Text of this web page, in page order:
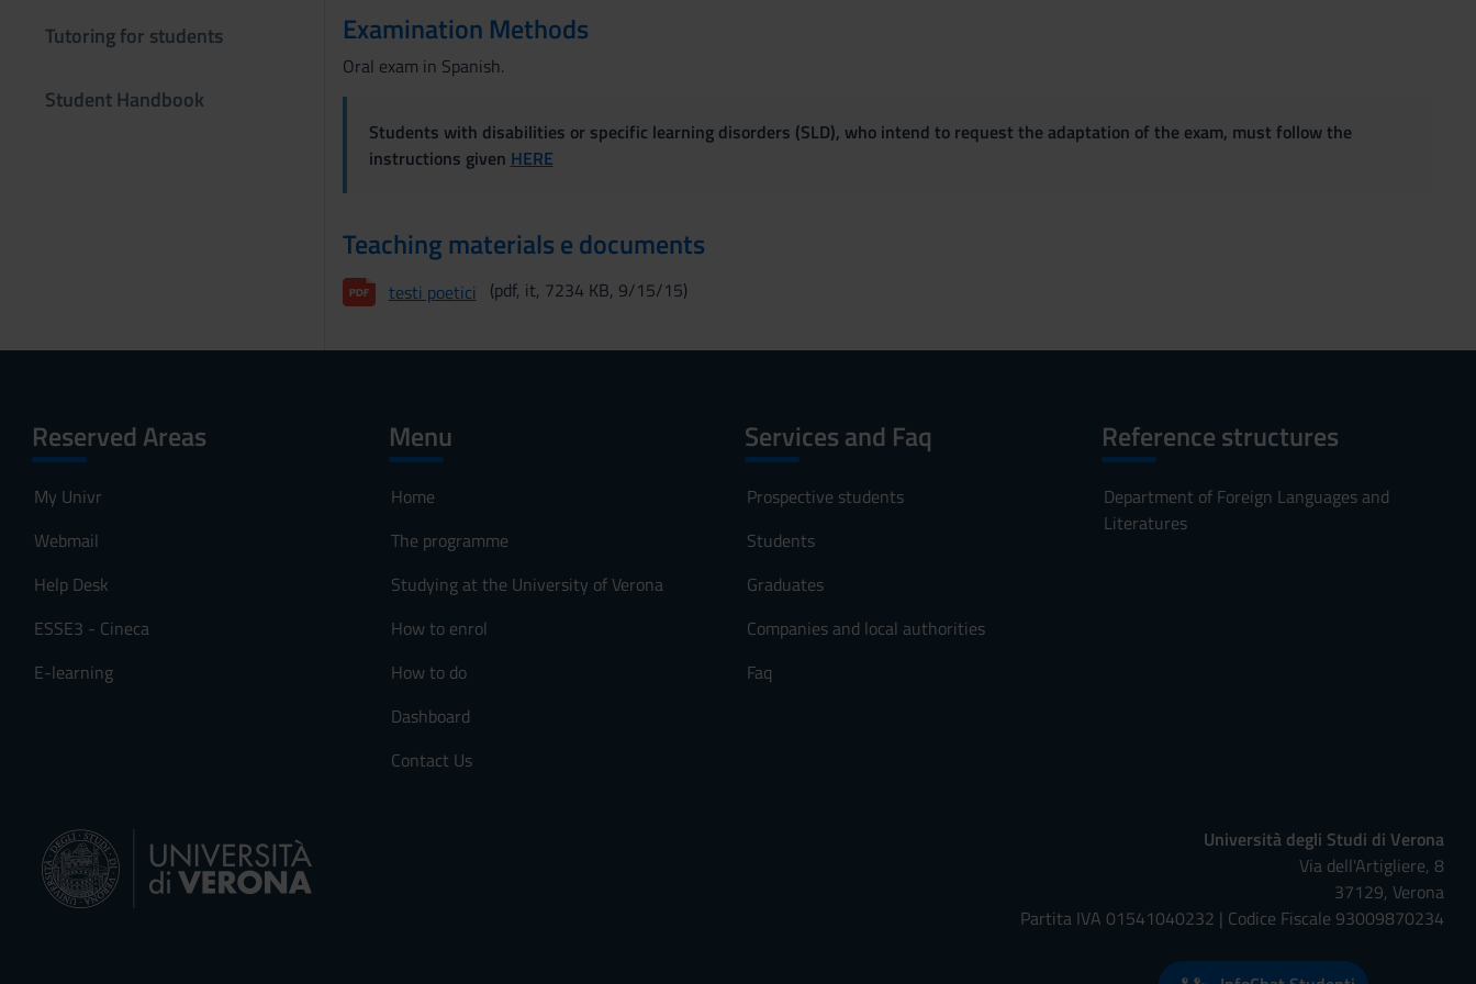
Tutoring for students
Student Handbook
Examination Methods
Oral exam in Spanish.
Students with disabilities or specific learning disorders (SLD), who intend to request the adaptation of the exam, must follow the
instructions given HERE
Teaching materials e documents
testi poetici (pdf, it, 7234 KB, 9/15/15)
Reserved Areas
My Univr
Webmail
Help Desk
ESSE3 - Cineca
E-learning
Menu
Home
The programme
Studying at the University of Verona
How to enrol
How to do
Dashboard
Contact Us
Services and Faq
Prospective students
Students
Graduates
Companies and local authorities
Faq
Reference structures
Department of Foreign Languages and
Literatures
Università degli Studi di Verona
Via dell'Artigliere, 8
37129, Verona
Partita IVA 01541040232 | Codice Fiscale 93009870234